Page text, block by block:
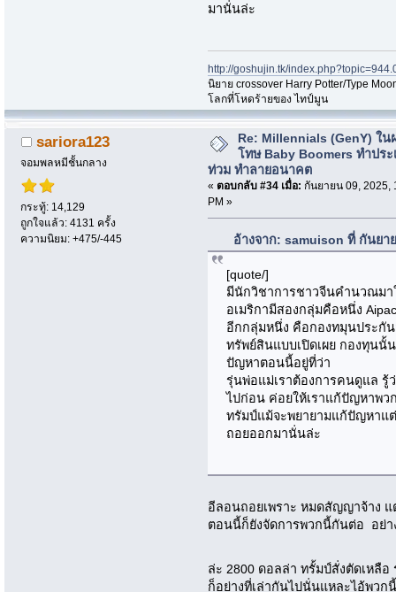
มานั่นล่ะ
http://goshujin.tk/
นิยาย crossover Harry Potter/Type
โลกที่โหดร้ายของ ไทป์มูน
sariora123
จอมพลหมีชั้นกลาง
กระทู้: 14,129
ถูกใจแล้ว: 4131 ครั้ง
ความนิยม: +475/-445
Re: Millennials (GenY) ใน
โทษ Baby Boomers ทำประ
ท่วม ทำลายอนาคต
« ตอบกลับ #34 เมื่อ: กันยายน 09, 2025,
PM »
อ้างจาก: samuison ที่ กันยา
[quote/]
มีนักวิชาการชาวจีนคำนวณมา
อเมริกามีสองกลุ่มคือหนึ่ง
อีกกลุ่มหนึ่ง คือกองทมุนประกั
ทรัพย์สินแบบเปิดเผย กองทุนนั้
ปัญหาตอนนี้อยู่ที่ว่า
รุ่นพ่อแม่เราต้องการคนดูแล รู้
ไปก่อน ค่อยให้เราแก้ปัญหาพว
ทรัมป์แม้จะพยายามแก้ปัญหาแ
ถอยออกมานั่นล่ะ
อีลอนถอยเพราะ หมดสัญญาจ้าง
ตอนนี้ก็ยังจัดการพวกนี้กันต่อ อย่
ล่ะ 2800 ดอลล่า ทรั้มป์สั่งตัดเหลื
ก็อย่างที่เล่ากันไปนั่นแหละไอ้พวก